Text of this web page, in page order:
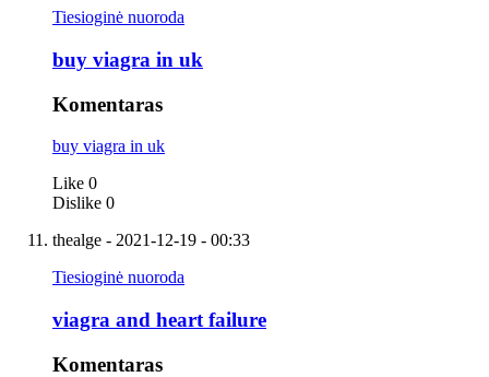
Tiesioginė nuoroda
buy viagra in uk
Komentaras
buy viagra in uk
Like 0
Dislike 0
thealge - 2021-12-19 - 00:33
Tiesioginė nuoroda
viagra and heart failure
Komentaras